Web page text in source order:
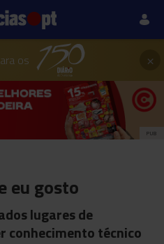
os ×
PUB
eu gosto
lugares de
conhecimento técnico